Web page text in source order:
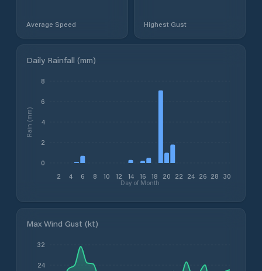
Average Speed Highest Gust
Daily Rainfall (mm)
2 4 6 8 10 12 14 16 18 20 22 24 26 28 30
Day of Month
0
2
4
6
8
Rain (mm)
Max Wind Gust (kt)
24
32